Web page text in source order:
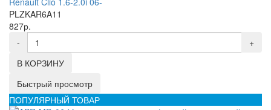
PLZKAR6A11
827р.
-
+
В КОРЗИНУ
Быстрый просмотр
ПОПУЛЯРНЫЙ ТОВАР